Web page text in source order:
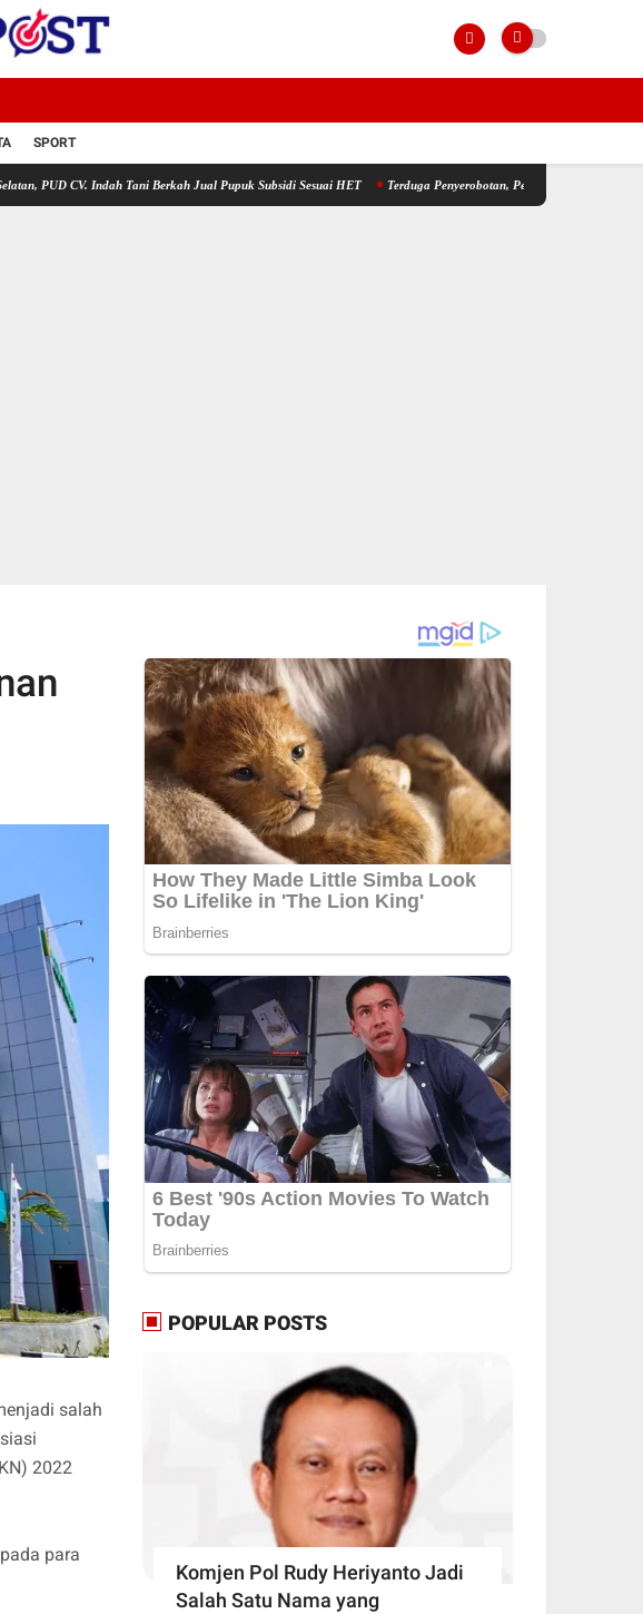
SPORT
Indah Tani Berkah Jual Pupuk Subsidi Sesuai HET Terduga Penyerobotan, Perusakan dan Pencurian di Lahan
salah
2022
para
POPULAR POSTS
Komjen Pol Rudy Heriyanto Jadi
Salah Satu Nama yang